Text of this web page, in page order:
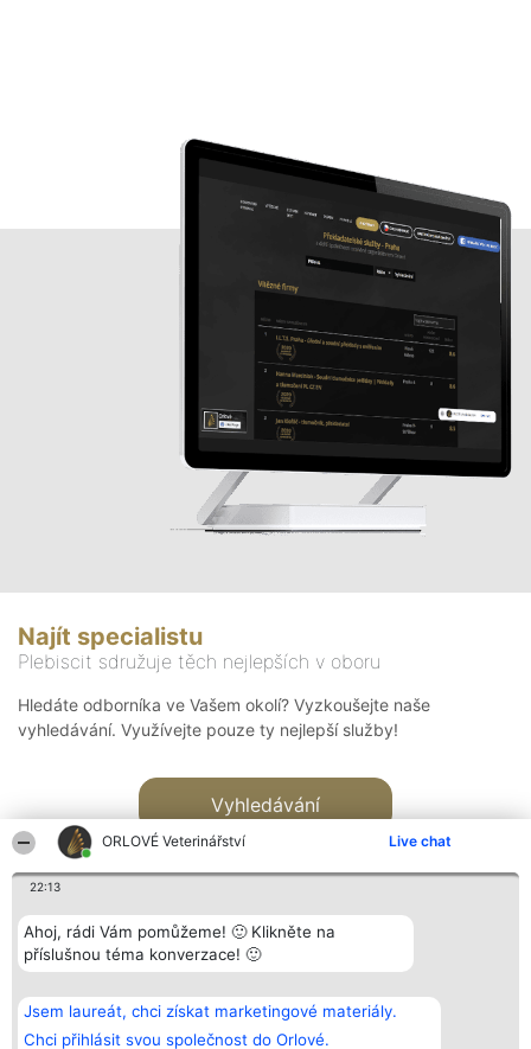
ORLOVÉ Veterinářství Live chat
22:13
Ahoj, rádi Vám pomůžeme! 🙂 Klikněte na
příslušnou téma konverzace! 🙂
Jsem laureát, chci získat marketingové materiály.
Chci přihlásit svou společnost do Orlové.
Najít specialistu
Plebiscit sdružuje těch nejlepších v oboru
Hledáte odborníka ve Vašem okolí? Vyzkoušejte naše
vyhledávání. Využívejte pouze ty nejlepší služby!
Vyhledávání
Bright Side Solutions sp. z o.
o. sp. k.
ul. Ruska 22
Vítězové
Seznam všech
laureátů
Kontakt